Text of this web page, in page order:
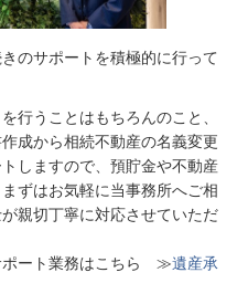
のサポートを積極的に行って
行うことはもちろんのこと、
成から相続不動産の名義変更
しますので、預貯金や不動産
ずはお気軽に当事務所へご相
親切丁寧に対応させていただ
ポート業務はこちら ≫遺産承